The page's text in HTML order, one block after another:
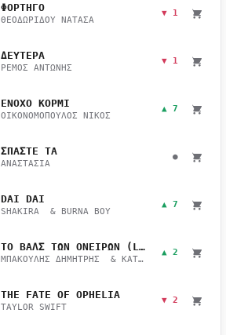
ΦΟΡΤΗΓΟ
ΘΕΟΔΩΡΙΔΟΥ ΝΑΤΑΣΑ
▼ 1
ΔΕΥΤΕΡΑ
ΡΕΜΟΣ ΑΝΤΩΝΗΣ
▼ 1
ΕΝΟΧΟ ΚΟΡΜΙ
ΟΙΚΟΝΟΜΟΠΟΥΛΟΣ ΝΙΚΟΣ
▲ 7
ΣΠΑΣΤΕ ΤΑ
ΑΝΑΣΤΑΣΙΑ
●
DAI DAI
SHAKIRA & BURNA BOY
▲ 7
ΤΟ ΒΑΛΣ ΤΩΝ ΟΝΕΙΡΩΝ (LIVE)
ΜΠΑΚΟΥΛΗΣ ΔΗΜΗΤΡΗΣ & ΚΑΤΣΙΜΙΧΑ ΜΑΡΙΑΝΑ
▲ 2
THE FATE OF OPHELIA
TAYLOR SWIFT
▼ 2